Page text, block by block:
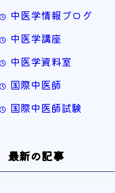
中医学情報ブログ
中医学講座
中医学資料室
国際中医師
国際中医師試験
最新の記事